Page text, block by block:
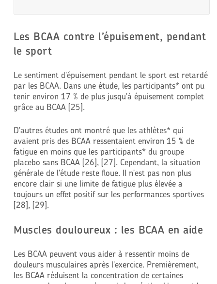
Les BCAA contre l’épuisement, pendant
le sport
Le sentiment d'épuisement pendant le sport est retardé
par les BCAA. Dans une étude, les participants* ont pu
tenir environ 17 % de plus jusqu'à épuisement complet
grâce au BCAA [25].
D'autres études ont montré que les athlètes* qui
avaient pris des BCAA ressentaient environ 15 % de
fatigue en moins que les participants* du groupe
placebo sans BCAA [26], [27]. Cependant, la situation
générale de l'étude reste floue. Il n'est pas non plus
encore clair si une limite de fatigue plus élevée a
toujours un effet positif sur les performances sportives
[28], [29].
Muscles douloureux : les BCAA en aide
Les BCAA peuvent vous aider à ressentir moins de
douleurs musculaires après l'exercice. Premièrement,
les BCAA réduisent la concentration de certaines